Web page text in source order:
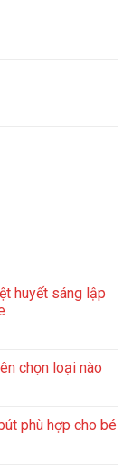
huyết sáng lập
chọn loại nào
phù hợp cho bé